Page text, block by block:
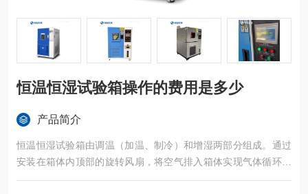
恒温恒湿试验箱操作的费用是多少
产品简介
恒温恒湿试验箱由调温（加温、制冷）和增湿两部分组成。通过
安装在箱体内顶部的旋转风扇，将空气排入箱体实现气体循环、
平衡箱体内的温、湿度，由箱体内置的温、湿度传感器采集的数